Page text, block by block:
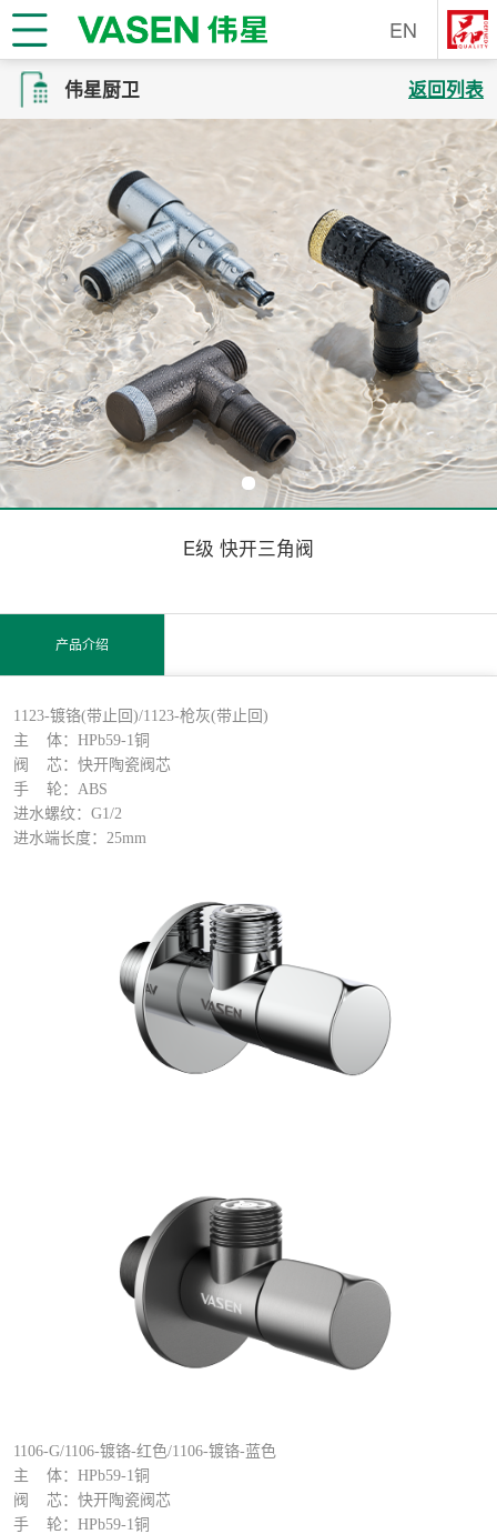
EN
伟星厨卫 返回列表
E级 快开三角阀
产品介绍
1123-镀铬(带止回)/1123-枪灰(带止回)
主 体：HPb59-1铜
阀 芯：快开陶瓷阀芯
手
轮：ABS
进水螺纹：G1/2
进水端长度：25mm
1106-G/1106-镀铬-红色/1106-镀铬-蓝色
主
体：HPb59-1铜
阀
芯：快开陶瓷阀芯
手
轮：HPb59-1铜